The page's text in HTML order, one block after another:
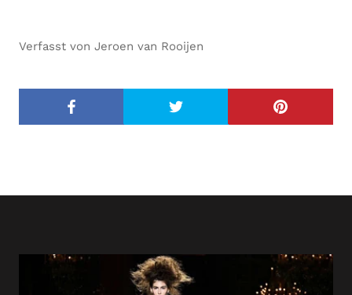
Verfasst von Jeroen van Rooijen